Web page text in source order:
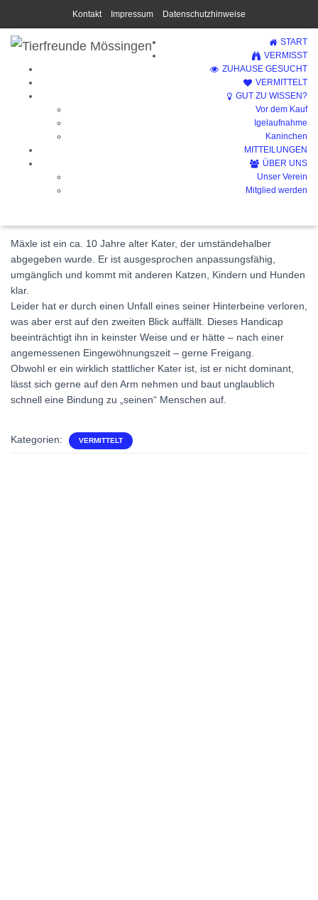
Kontakt Impressum Datenschutzhinweise
START
VERMISST
ZUHAUSE GESUCHT
VERMITTELT
GUT ZU WISSEN?
Vor dem Kauf
Igelaufnahme
Kaninchen
MITTEILUNGEN
ÜBER UNS
Unser Verein
Mitglied werden
Mäxle ist ein ca. 10 Jahre alter Kater, der umständehalber
abgegeben wurde. Er ist ausgesprochen anpassungsfähig,
umgänglich und kommt mit anderen Katzen, Kindern und Hunden
klar.
Leider hat er durch einen Unfall eines seiner Hinterbeine verloren,
was aber erst auf den zweiten Blick auffällt. Dieses Handicap
beeinträchtigt ihn in keinster Weise und er hätte – nach einer
angemessenen Eingewöhnungszeit – gerne Freigang.
Obwohl er ein wirklich stattlicher Kater ist, ist er nicht dominant,
lässt sich gerne auf den Arm nehmen und baut unglaublich
schnell eine Bindung zu „seinen“ Menschen auf.
Kategorien: VERMITTELT